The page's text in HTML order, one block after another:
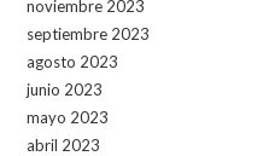
noviembre 2023
septiembre 2023
agosto 2023
junio 2023
mayo 2023
abril 2023